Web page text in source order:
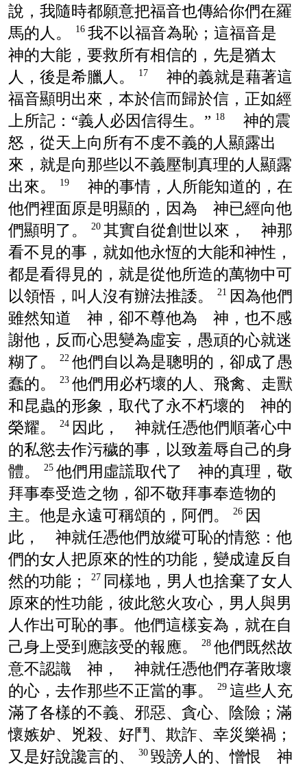
說，我隨時都願意把福音也傳給你們在羅
馬的人。
16 我不以福音為恥；這福音是
神的大能，要救所有相信的，先是猶太
人，後是希臘人。
17
神的義就是藉著這
福音顯明出來，本於信而歸於信，正如經
上所記：“義人必因信得生。” 18
神的震
怒，從天上向所有不虔不義的人顯露出
來，就是向那些以不義壓制真理的人顯露
出來。
19
神的事情，人所能知道的，在
他們裡面原是明顯的，因為 神已經向他
們顯明了。
20 其實自從創世以來， 神那
看不見的事，就如他永恆的大能和神性，
都是看得見的，就是從他所造的萬物中可
以領悟，叫人沒有辦法推諉。
21 因為他們
雖然知道 神，卻不尊他為 神，也不感
謝他，反而心思變為虛妄，愚頑的心就迷
糊了。
22 他們自以為是聰明的，卻成了愚
蠢的。
23 他們用必朽壞的人、飛禽、走獸
和昆蟲的形象，取代了永不朽壞的 神的
榮耀。
24 因此， 神就任憑他們順著心中
的私慾去作污穢的事，以致羞辱自己的身
體。
25 他們用虛謊取代了 神的真理，敬
拜事奉受造之物，卻不敬拜事奉造物的
主。他是永遠可稱頌的，阿們。
26 因
此， 神就任憑他們放縱可恥的情慾：他
們的女人把原來的性的功能，變成違反自
然的功能；
27 同樣地，男人也捨棄了女人
原來的性功能，彼此慾火攻心，男人與男
人作出可恥的事。他們這樣妄為，就在自
己身上受到應該受的報應。
28 他們既然故
意不認識 神， 神就任憑他們存著敗壞
的心，去作那些不正當的事。
29 這些人充
滿了各樣的不義、邪惡、貪心、陰險；滿
懷嫉妒、兇殺、好鬥、欺詐、幸災樂禍；
又是好說讒言的、
30 毀謗人的、憎恨 神